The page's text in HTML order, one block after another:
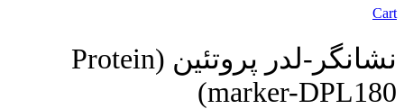
Cart
نشانگر-لدر پروتئین (Protein
marker-DPL180)